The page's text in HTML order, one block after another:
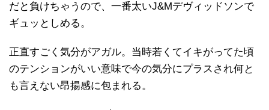
だと負けちゃうので、一番太いJ&Mデヴィッドソンで
ギュッとしめる。
正直すごく気分がアガル。当時若くてイキがってた頃
のテンションがいい意味で今の気分にプラスされ何と
も言えない昂揚感に包まれる。